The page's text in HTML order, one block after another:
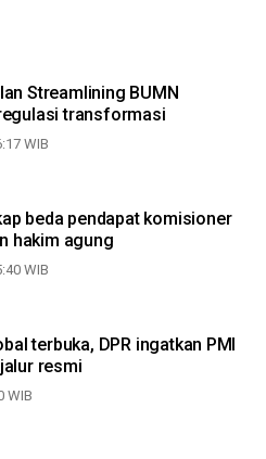
Streamlining BUMN
transformasi
WIB
beda pendapat komisioner
hakim agung
WIB
terbuka, DPR ingatkan PMI
resmi
WIB